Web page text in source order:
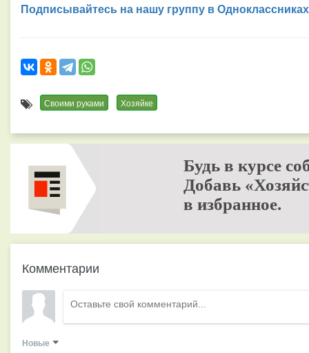
Подписывайтесь на нашу группу в Одноклассниках
Своими руками Хозяйке
Будь в курсе
Добавь
в избранное.
Комментарии
Новые